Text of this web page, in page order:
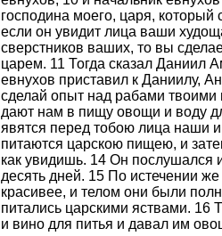
господина моего, царя,
если он увидит лица ваши
сверстников ваших, то вы
царем. 11 Тогда сказал Даниил
евнухов приставил к Даниилу,
сделай опыт над рабами твоими
дают нам в пищу овощи и воду
явятся перед тобою лица наши
питаются царскою пищею, и
как увидишь. 14 Он послушался
десять дней. 15 По истечении
красивее, и телом они были
питались царскими яствами. 16
и вино для питья и давал им